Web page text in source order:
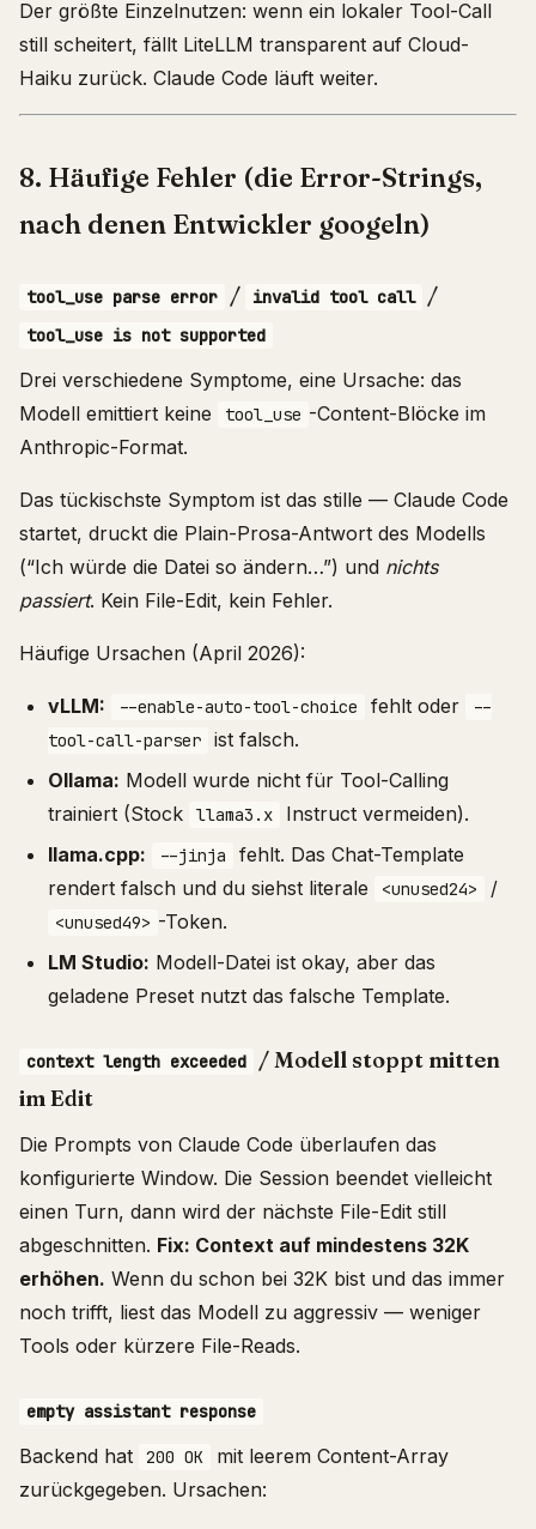
Der größte Einzelnutzen: wenn ein lokaler Tool-Call
still scheitert, fällt LiteLLM transparent auf Cloud-
Haiku zurück. Claude Code läuft weiter.
8. Häufige Fehler (die Error-Strings,
nach denen Entwickler googeln)
tool_use parse error / invalid tool call /
tool_use is not supported
Drei verschiedene Symptome, eine Ursache: das
Modell emittiert keine
tool_use -Content-Blöcke im
Anthropic-Format.
Das tückischste Symptom ist das stille — Claude Code
startet, druckt die Plain-Prosa-Antwort des Modells
(“Ich würde die Datei so ändern…”) und nichts
passiert. Kein File-Edit, kein Fehler.
Häufige Ursachen (April 2026):
vLLM: --enable-auto-tool-choice fehlt oder
--
tool-call-parser
ist falsch.
Ollama: Modell wurde nicht für Tool-Calling
trainiert (Stock
llama3.x
Instruct vermeiden).
llama.cpp:
--jinja
fehlt. Das Chat-Template
rendert falsch und du siehst literale
<unused24> /
<unused49> -Token.
LM Studio: Modell-Datei ist okay, aber das
geladene Preset nutzt das falsche Template.
context length exceeded
/ Modell stoppt mitten
im Edit
Die Prompts von Claude Code überlaufen das
konfigurierte Window. Die Session beendet vielleicht
einen Turn, dann wird der nächste File-Edit still
abgeschnitten. Fix: Context auf mindestens 32K
erhöhen. Wenn du schon bei 32K bist und das immer
noch trifft, liest das Modell zu aggressiv — weniger
Tools oder kürzere File-Reads.
empty assistant response
Backend hat 200 OK
mit leerem Content-Array
zurückgegeben. Ursachen: